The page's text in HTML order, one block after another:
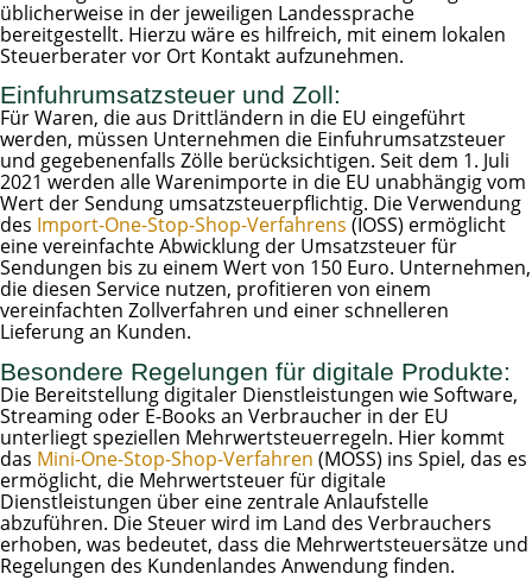
üblicherweise in der jeweiligen Landessprache
bereitgestellt. Hierzu wäre es hilfreich, mit einem lokalen
Steuerberater vor Ort Kontakt aufzunehmen.
Einfuhrumsatzsteuer und Zoll:
Für Waren, die aus Drittländern in die EU eingeführt
werden, müssen Unternehmen die Einfuhrumsatzsteuer
und gegebenenfalls Zölle berücksichtigen. Seit dem 1. Juli
2021 werden alle Warenimporte in die EU unabhängig vom
Wert der Sendung umsatzsteuerpflichtig. Die Verwendung
des Import-One-Stop-Shop-Verfahrens (IOSS) ermöglicht
eine vereinfachte Abwicklung der Umsatzsteuer für
Sendungen bis zu einem Wert von 150 Euro. Unternehmen,
die diesen Service nutzen, profitieren von einem
vereinfachten Zollverfahren und einer schnelleren
Lieferung an Kunden.
Besondere Regelungen für digitale Produkte:
Die Bereitstellung digitaler Dienstleistungen wie Software,
Streaming oder E-Books an Verbraucher in der EU
unterliegt speziellen Mehrwertsteuerregeln. Hier kommt
das Mini-One-Stop-Shop-Verfahren (MOSS) ins Spiel, das es
ermöglicht, die Mehrwertsteuer für digitale
Dienstleistungen über eine zentrale Anlaufstelle
abzuführen. Die Steuer wird im Land des Verbrauchers
erhoben, was bedeutet, dass die Mehrwertsteuersätze und
Regelungen des Kundenlandes Anwendung finden.